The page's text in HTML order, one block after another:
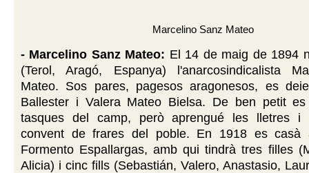
Marcelino Sanz Mateo
- Marcelino Sanz Mateo: El 14 de maig de 1894
(Terol, Aragó, Espanya) l'anarcosindicalista
Mateo. Sos pares, pagesos aragonesos, es
Ballester i Valera Mateo Bielsa. De ben petit
tasques del camp, però aprengué les lletres i
convent de frares del poble. En 1918 es casà
Formento Espallargas, amb qui tindrà tres filles
Alicia) i cinc fills (Sebastián, Valero, Anastasio,